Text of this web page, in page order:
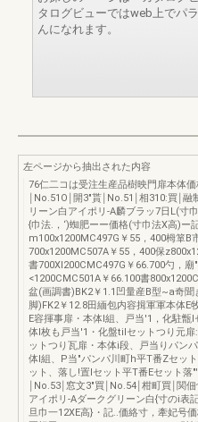
タログビューではweb上でパ
んになれます。
左ページから抽出された内容
76仁二コは受注生産品樹映門扉本体
￨No.51O￨開3"貰￨No.51￨相310:買￨
リーン白アイポリ-A麟ブラッ7日L(寸
{巾法.，‘)蜘肥ーー価格(寸巾法X高)ー
m100x1200MC497G￥55，400栂箪B
700x1200MC507A￥55，400保
書700Xl200CMC497G￥66.700勺，廟
<1200CMC501A￥66.100書
盆(画調書)BK2￥1.1凹量産B型~a奇聞
脚)FK2￥12.8田緬包内容揖軍軍本体E
E容揮事扉・本体l組、戸当'1，化駐甑
体l枚も戸当'1・化盤tilセットつり元
ットつり瓦扉・本体i段、戸当りパン
体l組、P当"パンパ川町h平T番Zセッ
ット、落し!置lセット平T番Eセット落
￨No.53￨窓文3"買￨No.54￨柑町買￨関
アイポリ-Aダークグリーン白{寸のi表
旦巾一12XE高}・記..価絡寸，牽妃号価